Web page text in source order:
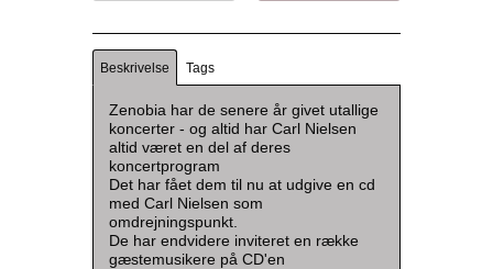
Beskrivelse Tags
Zenobia har de senere år givet utallige
koncerter - og altid har Carl Nielsen
altid været en del af deres
koncertprogram
Det har fået dem til nu at udgive en cd
med Carl Nielsen som
omdrejningspunkt.
De har endvidere inviteret en række
gæstemusikere på CD'en